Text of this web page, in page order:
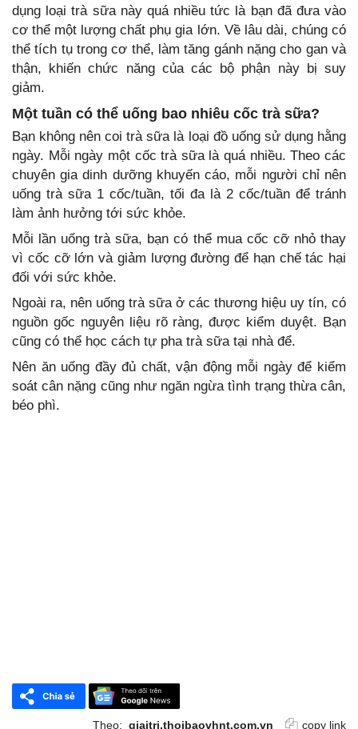
dụng loại trà sữa này quá nhiều tức là bạn đã đưa vào
cơ thể một lượng chất phụ gia lớn. Về lâu dài, chúng có
thể tích tụ trong cơ thể, làm tăng gánh nặng cho gan và
thận, khiến chức năng của các bộ phận này bị suy
giảm.
Một tuần có thể uống bao nhiêu cốc trà sữa?
Bạn không nên coi trà sữa là loại đồ uống sử dụng hằng
ngày. Mỗi ngày một cốc trà sữa là quá nhiều. Theo các
chuyên gia dinh dưỡng khuyến cáo, mỗi người chỉ nên
uống trà sữa 1 cốc/tuần, tối đa là 2 cốc/tuần để tránh
làm ảnh hưởng tới sức khỏe.
Mỗi lần uống trà sữa, bạn có thể mua cốc cỡ nhỏ thay
vì cốc cỡ lớn và giảm lượng đường để hạn chế tác hại
đối với sức khỏe.
Ngoài ra, nên uống trà sữa ở các thương hiệu uy tín, có
nguồn gốc nguyên liệu rõ ràng, được kiểm duyệt. Bạn
cũng có thể học cách tự pha trà sữa tại nhà để.
Nên ăn uống đầy đủ chất, vận động mỗi ngày để kiểm
soát cân nặng cũng như ngăn ngừa tình trạng thừa cân,
béo phì.
Theo: giaitri.thoibaovhnt.com.vn copy link